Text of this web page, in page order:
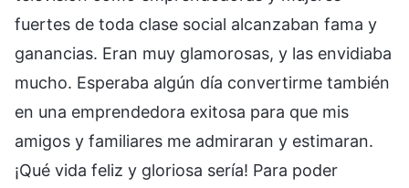
fuertes de toda clase social alcanzaban fama y
ganancias. Eran muy glamorosas, y las envidiaba
mucho. Esperaba algún día convertirme también
en una emprendedora exitosa para que mis
amigos y familiares me admiraran y estimaran.
¡Qué vida feliz y gloriosa sería! Para poder